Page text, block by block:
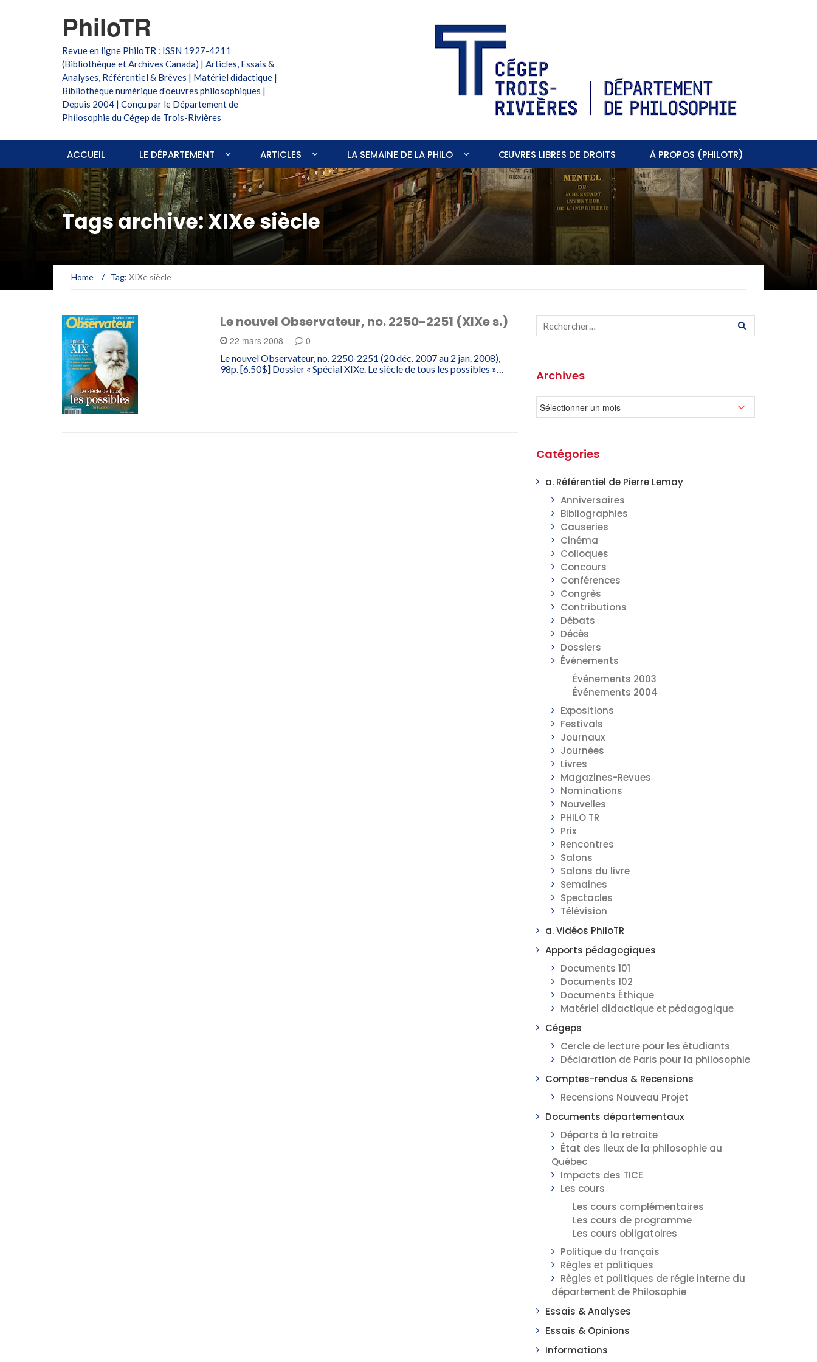
PhiloTR
Revue en ligne PhiloTR : ISSN 1927-4211
(Bibliothèque et Archives Canada) | Articles, Essais &
Analyses, Référentiel & Brèves | Matériel didactique |
Bibliothèque numérique d'oeuvres philosophiques |
Depuis 2004 | Conçu par le Département de
Philosophie du Cégep de Trois-Rivières
ACCUEIL LE DÉPARTEMENT ARTICLES LA SEMAINE DE LA PHILO ŒUVRES LIBRES DE DROITS À PROPOS (PHILOTR)
Tags archive: XIXe siècle
Home / Tag: XIXe siècle
Le nouvel Observateur, no. 2250-2251 (XIXe s.)
22 mars 2008 0
Le nouvel Observateur, no. 2250-2251 (20 déc. 2007 au 2 jan. 2008),
98p. [6.50$] Dossier « Spécial XIXe. Le siècle de tous les possibles »…
Archives
Catégories
a. Référentiel de Pierre Lemay
Anniversaires
Bibliographies
Causeries
Cinéma
Colloques
Concours
Conférences
Congrès
Contributions
Débats
Décès
Dossiers
Événements
Événements 2003
Événements 2004
Expositions
Festivals
Journaux
Journées
Livres
Magazines-Revues
Nominations
Nouvelles
PHILO TR
Prix
Rencontres
Salons
Salons du livre
Semaines
Spectacles
Télévision
a. Vidéos PhiloTR
Apports pédagogiques
Documents 101
Documents 102
Documents Éthique
Matériel didactique et pédagogique
Cégeps
Cercle de lecture pour les étudiants
Déclaration de Paris pour la philosophie
Comptes-rendus & Recensions
Recensions Nouveau Projet
Documents départementaux
Départs à la retraite
État des lieux de la philosophie au
Québec
Impacts des TICE
Les cours
Les cours complémentaires
Les cours de programme
Les cours obligatoires
Politique du français
Règles et politiques
Règles et politiques de régie interne du
département de Philosophie
Essais & Analyses
Essais & Opinions
Informations